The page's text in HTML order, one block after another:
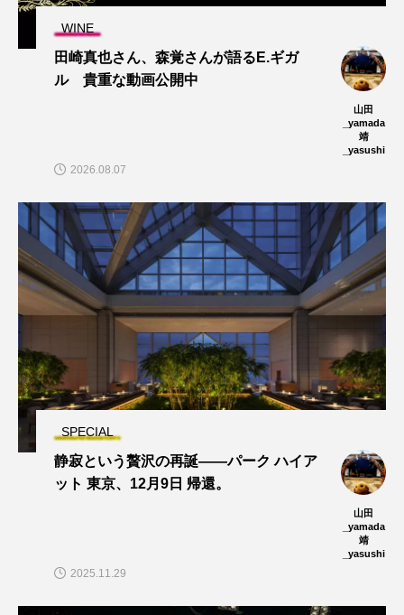
WINE
田崎真也さん、森覚さんが語るE.ギガ
ル 貴重な動画公開中
山田
_yamada
靖
_yasushi
2026.08.07
SPECIAL
静寂という贅沢の再誕——パーク ハイア
ット 東京、12月9日 帰還。
山田
_yamada
靖
_yasushi
2025.11.29